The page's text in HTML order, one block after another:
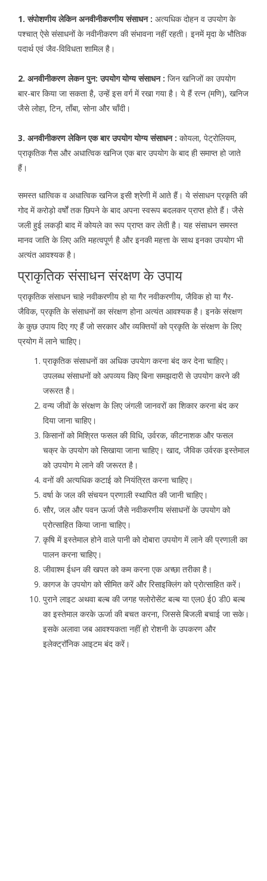
1. संपोशणीय लेकिन अनवीनीकरणीय संसाधन : अत्यधिक दोहन व उपयोग के
पश्चात् ऐसे संसाधनों के नवीनीकरण की संभावना नहीं रहती। इनमें मृदा के भौतिक
पदार्थ एवं जैव-विविधता शामिल है।
2. अनवीनीकरण लेकन पुन: उपयोग योग्य संसाधन : जिन खनिजों का उपयोग
बार-बार किया जा सकता है, उन्हें इस वर्ग में रखा गया है। ये हैं रत्न (मणि), खनिज
जैसे लोहा, टिन, ताँबा, सोना और चाँदी।
3. अनवीनीकरण लेकिन एक बार उपयोग योग्य संसाधन : कोयला, पेट्रोलियम,
प्राकृतिक गैस और अधात्विक खनिज एक बार उपयोग के बाद ही समाप्त हो जाते
हैं।
समस्त धात्विक व अधात्विक खनिज इसी श्रेणी में आते हैं। ये संसाधन प्रकृति की
गोद में करोड़ो वर्षों तक छिपने के बाद अपना स्वरूप बदलकर प्राप्त होते हैं। जैसे
जली हुई लकड़ी बाद में कोयले का रूप प्राप्त कर लेती है। यह संसाधन समस्त
मानव जाति के लिए अति महत्वपूर्ण है और इनकी महत्ता के साथ इनका उपयोग भी
अत्यंत आवश्यक है।
प्राकृतिक संसाधन संरक्षण के उपाय
प्राकृतिक संसाधन चाहे नवीकरणीय हो या गैर नवीकरणीय, जैविक हो या गैर-
जैविक, प्रकृति के संसाधनों का संरक्षण होना अत्यंत आवश्यक है। इनके संरक्षण
के कुछ उपाय दिए गए हैं जो सरकार और व्यक्तियों को प्रकृति के संरक्षण के लिए
प्रयोग में लाने चाहिए।
प्राकृतिक संसाधनों का अधिक उपयेाग करना बंद कर देना चाहिए।
उपलब्ध संसाधनों को अपव्यय किए बिना समझदारी से उपयोग करने की
जरूरत है।
वन्य जीवों के संरक्षण के लिए जंगली जानवरों का शिकार करना बंद कर
दिया जाना चाहिए।
किसानों को मिश्रित फसल की विधि, उर्वरक, कीटनाशक और फसल
चक्र के उपयोग को सिखाया जाना चाहिए। खाद, जैविक उर्वरक इस्तेमाल
को उपयोग मे लाने की जरूरत है।
वनों की अत्यधिक कटाई को नियंत्रित करना चाहिए।
वर्षा के जल की संचयन प्रणाली स्थापित की जानी चाहिए।
सौर, जल और पवन ऊर्जा जैसे नवीकरणीय संसाधनों के उपयोग को
प्रोत्साहित किया जाना चाहिए।
कृषि में इस्तेमाल होने वाले पानी को दोबारा उपयोग में लाने की प्रणाली का
पालन करना चाहिए।
जीवाश्म ईधन की खपत को कम करना एक अच्छा तरीका है।
कागज के उपयोग को सीमित करें और रिसाइक्लिंग को प्रोत्साहित करें।
पुराने लाइट अथवा बल्ब की जगह फ्लोरोसेंट बल्ब या एल0 ई0 डी0 बल्ब
का इस्तेमाल करके ऊर्जा की बचत करना, जिससे बिजली बचाई जा सके।
इसके अलावा जब आवश्यकता नहीं हो रोशनी के उपकरण और
इलेक्ट्रॉनिक आइटम बंद करें।